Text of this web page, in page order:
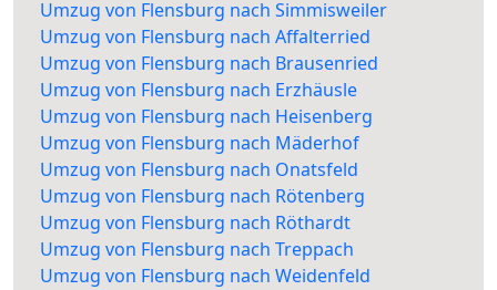
Umzug von Flensburg nach Simmisweiler
Umzug von Flensburg nach Affalterried
Umzug von Flensburg nach Brausenried
Umzug von Flensburg nach Erzhäusle
Umzug von Flensburg nach Heisenberg
Umzug von Flensburg nach Mäderhof
Umzug von Flensburg nach Onatsfeld
Umzug von Flensburg nach Rötenberg
Umzug von Flensburg nach Röthardt
Umzug von Flensburg nach Treppach
Umzug von Flensburg nach Weidenfeld